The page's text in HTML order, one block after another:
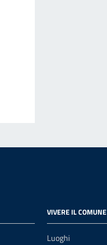
VIVERE IL COMUNE
Luoghi